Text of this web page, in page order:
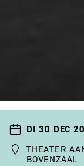
DI 30 DEC
THEATER
BOVENZAAL